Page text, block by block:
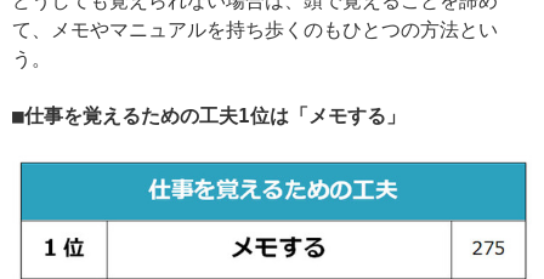
て、メモやマニュアルを持ち歩くのもひとつの方法とい
う。
仕事を覚えるための工夫1位は「メモする」